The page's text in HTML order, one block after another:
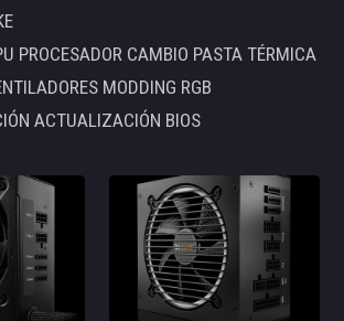
PROCESADOR CAMBIO PASTA TÉRMICA
MODDING RGB
ACTUALIZACIÓN BIOS